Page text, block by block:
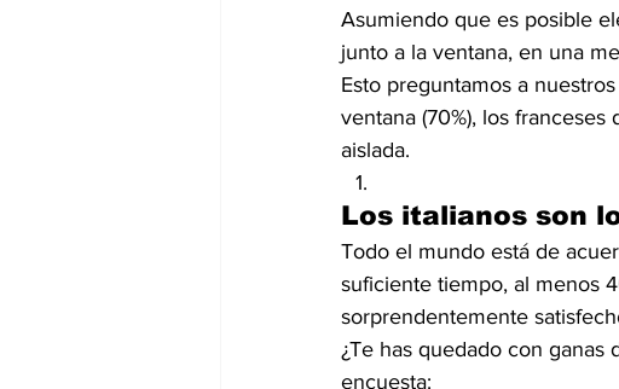
Asumiendo que es posible
junto a la ventana, en una
Esto preguntamos a
ventana (70%), los
aislada.
Los italianos son
Todo el mundo está de
suficiente tiempo, al menos
sorprendentemente
¿Te has quedado con ganas
encuesta: